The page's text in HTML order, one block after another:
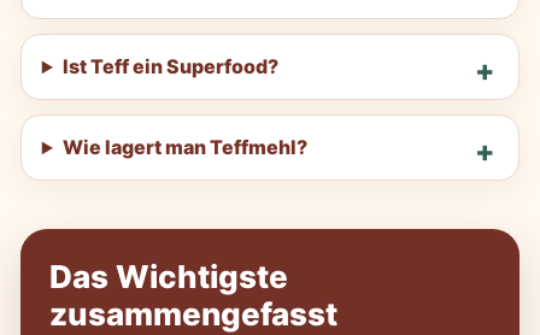
Ist Teff ein Superfood?
Wie lagert man Teffmehl?
Das Wichtigste
zusammengefasst